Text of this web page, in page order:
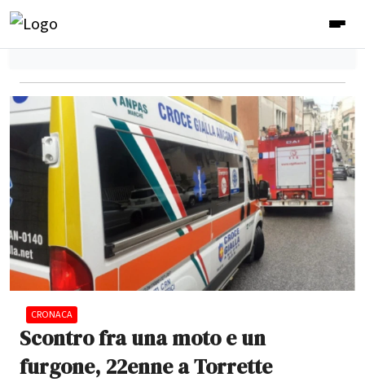
CRONACA
Scontro fra una moto e un
furgone, 22enne a Torrette